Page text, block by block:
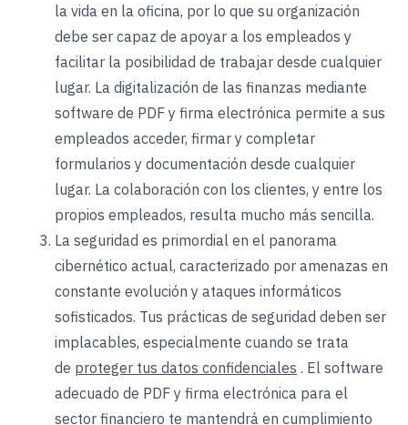
la vida en la oficina, por lo que su organización
debe ser capaz de apoyar a los empleados y
facilitar la posibilidad de trabajar desde cualquier
lugar. La digitalización de las finanzas mediante
software de PDF y firma electrónica permite a sus
empleados acceder, firmar y completar
formularios y documentación desde cualquier
lugar. La colaboración con los clientes, y entre los
propios empleados, resulta mucho más sencilla.
La seguridad es primordial en el panorama
cibernético actual, caracterizado por amenazas en
constante evolución y ataques informáticos
sofisticados. Tus prácticas de seguridad deben ser
implacables, especialmente cuando se trata
de proteger tus datos confidenciales . El software
adecuado de PDF y firma electrónica para el
sector financiero te mantendrá en cumplimiento